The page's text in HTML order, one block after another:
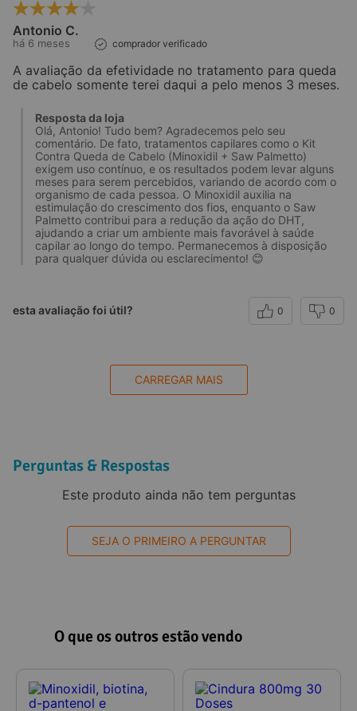
Antonio C.
há 6 meses comprador verificado
A avaliação da efetividade no tratamento para queda
de cabelo somente terei daqui a pelo menos 3 meses.
Resposta da loja
Olá, Antonio! Tudo bem? Agradecemos pelo seu
comentário. De fato, tratamentos capilares como o Kit
Contra Queda de Cabelo (Minoxidil + Saw Palmetto)
exigem uso contínuo, e os resultados podem levar alguns
meses para serem percebidos, variando de acordo com o
organismo de cada pessoa. O Minoxidil auxilia na
estimulação do crescimento dos fios, enquanto o Saw
Palmetto contribui para a redução da ação do DHT,
ajudando a criar um ambiente mais favorável à saúde
capilar ao longo do tempo. Permanecemos à disposição
para qualquer dúvida ou esclarecimento! 😊
esta avaliação foi útil? 0 0
CARREGAR MAIS
Perguntas & Respostas
Este produto ainda não tem perguntas
SEJA O PRIMEIRO A PERGUNTAR
O que os outros estão vendo